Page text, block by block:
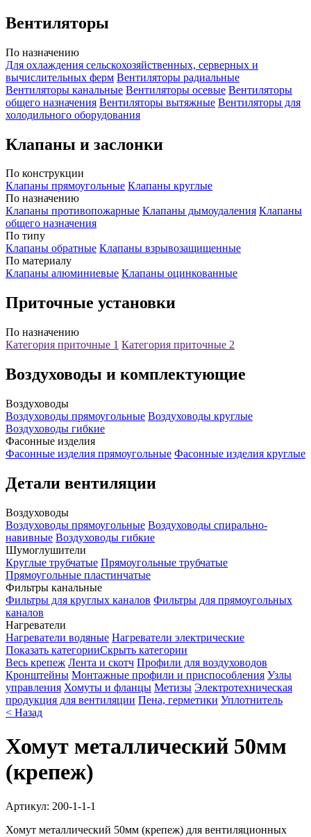
Вентиляторы
По назначению
Для охлаждения сельскохозяйственных, серверных и
вычислительных ферм Вентиляторы радиальные
Вентиляторы канальные Вентиляторы осевые Вентиляторы
общего назначения Вентиляторы вытяжные Вентиляторы для
холодильного оборудования
Клапаны и заслонки
По конструкции
Клапаны прямоугольные Клапаны круглые
По назначению
Клапаны противопожарные Клапаны дымоудаления Клапаны
общего назначения
По типу
Клапаны обратные Клапаны взрывозащищенные
По материалу
Клапаны алюминиевые Клапаны оцинкованные
Приточные установки
По назначению
Категория приточные 1 Категория приточные 2
Воздуховоды и комплектующие
Воздуховоды
Воздуховоды прямоугольные Воздуховоды круглые
Воздуховоды гибкие
Фасонные изделия
Фасонные изделия прямоугольные Фасонные изделия круглые
Детали вентиляции
Воздуховоды
Воздуховоды прямоугольные Воздуховоды спирально-
навивные Воздуховоды гибкие
Шумоглушители
Круглые трубчатые Прямоугольные трубчатые
Прямоугольные пластинчатые
Фильтры канальные
Фильтры для круглых каналов Фильтры для прямоугольных
каналов
Нагреватели
Нагреватели водяные Нагреватели электрические
Показать категорииСкрыть категории
Весь крепеж Лента и скотч Профили для воздуховодов
Кронштейны Монтажные профили и приспособления Узлы
управления Хомуты и фланцы Метизы Электротехническая
продукция для вентиляции Пена, герметики Уплотнитель
< Назад
Хомут металлический 50мм
(крепеж)
Артикул: 200-1-1-1
Хомут металлический 50мм (крепеж) для вентиляционных